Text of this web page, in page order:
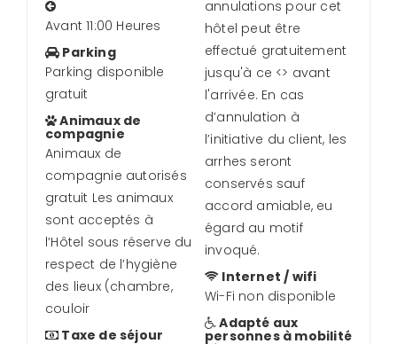
Avant 11:00 Heures
Parking
Parking disponible
gratuit
Animaux de
compagnie
Animaux de
compagnie autorisés
gratuit Les animaux
sont acceptés à
l’Hôtel sous réserve du
respect de l’hygiène
des lieux (chambre,
couloir
Taxe de séjour
annulations pour cet
hôtel peut être
effectué gratuitement
jusqu'à ce <> avant
l'arrivée. En cas
d’annulation à
l’initiative du client, les
arrhes seront
conservés sauf
accord amiable, eu
égard au motif
invoqué.
Internet / wifi
Wi-Fi non disponible
Adapté aux
personnes à mobilité